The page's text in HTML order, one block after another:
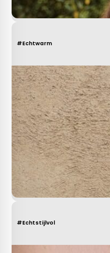
#Echtwarm
#Echtstijlvol